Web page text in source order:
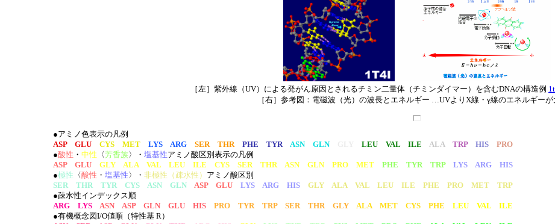
［左］紫外線（UV）による発がん原因とされるチミン二量体（チミンダイマー）を含むDNAの構造例
［右］参考図：電磁波（光）の波長とエネルギー …UVよりX線・γ線のエネルギー
●アミノ色表示の凡例
ASP GLU
CYS MET LYS ARG SER THR PHE TYR ASN GLN LEU VAL ILE ALA TRP HIS
PRO
●酸性 ・ 中性 〈芳香族〉・ 塩基性アミノ酸区別表示の凡例
ASP GLU
GLY ALA VAL LEU ILE CYS SER THR ASN GLN PRO MET PHE TYR TRP
LYS ARG HIS
●極性 〈酸性 ・ 塩基性 〉・ 非極性（疎水性） アミノ酸区別
SER THR TYR CYS ASN GLN
ASP GLU LYS ARG HIS
GLY ALA VAL LEU ILE PHE PRO MET TRP
●疎水性インデックス順
ARG LYS
ASN ASP GLN GLU HIS PRO TYR TRP SER THR GLY ALA MET CYS PHE
LEU VAL ILE
●有機概念図I/O値順（特性基 R）